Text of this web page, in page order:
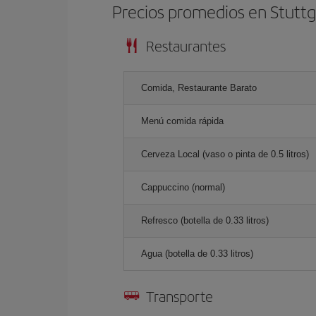
Precios promedios en
Restaurantes
Comida, Restaurante Barato
Menú comida rápida
Cerveza Local (vaso o pinta de 0.5 litros)
Cappuccino (normal)
Refresco (botella de 0.33 litros)
Agua (botella de 0.33 litros)
Transporte